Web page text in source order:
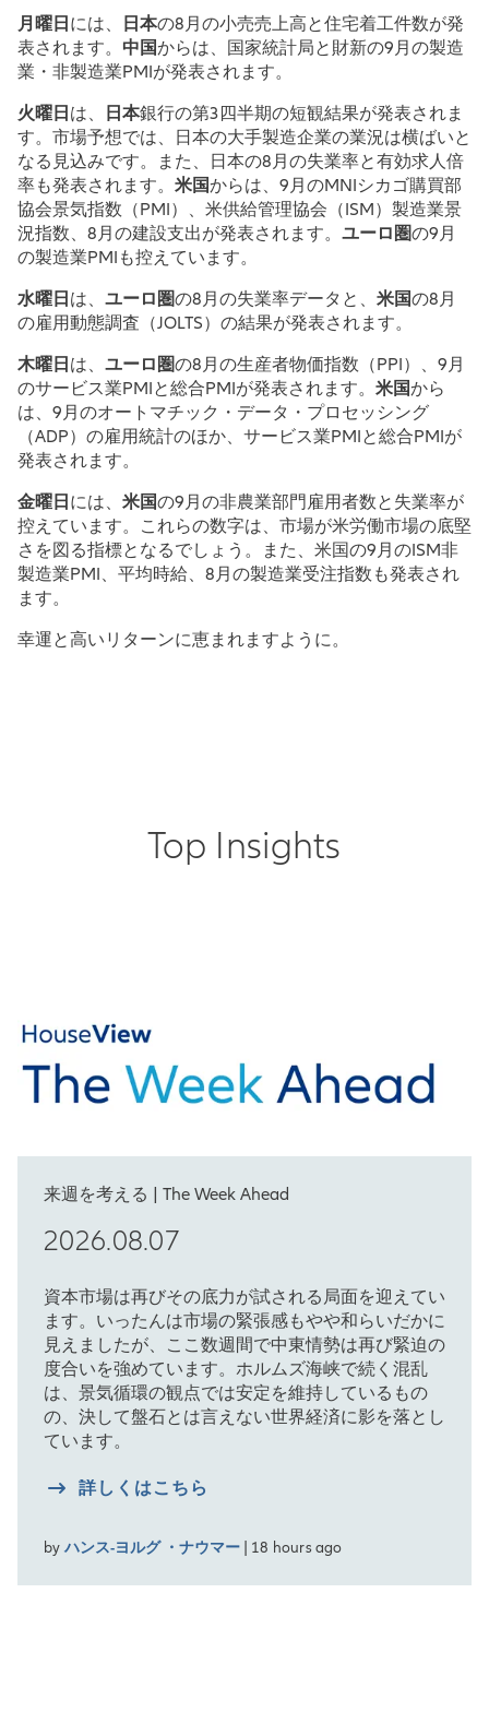
月曜日には、 日本の8月の小売売上高と住宅着工件数が発
表されます。 中国からは、国家統計局と財新の9月の製造
業・非製造業PMIが発表されます。
火曜日は、 日本銀行の第3四半期の短観結果が発表されま
す。市場予想では、日本の大手製造企業の業況は横ばいと
なる見込みです。また、日本の8月の失業率と有効求人倍
率も発表されます。 米国からは、9月のMNIシカゴ購買部
協会景気指数（PMI）、米供給管理協会（ISM）製造業景
況指数、8月の建設支出が発表されます。 ユーロ圏の9月
の製造業PMIも控えています。
水曜日は、 ユーロ圏の8月の失業率データと、 米国の8月
の雇用動態調査（JOLTS）の結果が発表されます。
木曜日は、 ユーロ圏の8月の生産者物価指数（PPI）、9月
のサービス業PMIと総合PMIが発表されます。 米国から
は、9月のオートマチック・データ・プロセッシング
（ADP）の雇用統計のほか、サービス業PMIと総合PMIが
発表されます。
金曜日には、 米国の9月の非農業部門雇用者数と失業率が
控えています。これらの数字は、市場が米労働市場の底堅
さを図る指標となるでしょう。また、米国の9月のISM非
製造業PMI、平均時給、8月の製造業受注指数も発表され
ます。
幸運と高いリターンに恵まれますように。
Top Insights
来週を考える | The Week Ahead
2026.08.07
資本市場は再びその底力が試される局面を迎えてい
ます。いったんは市場の緊張感もやや和らいだかに
見えましたが、ここ数週間で中東情勢は再び緊迫の
度合いを強めています。ホルムズ海峡で続く混乱
は、景気循環の観点では安定を維持しているもの
の、決して盤石とは言えない世界経済に影を落とし
ています。
詳しくはこちら
by ハンス-ヨルグ ・ナウマー| 18 hours ago